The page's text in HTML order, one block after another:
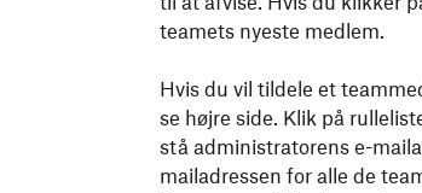
teamets nyeste medlem.
Hvis du vil tildele et
se højre side. Klik på
stå administratorens e-
mailadressen for alle de